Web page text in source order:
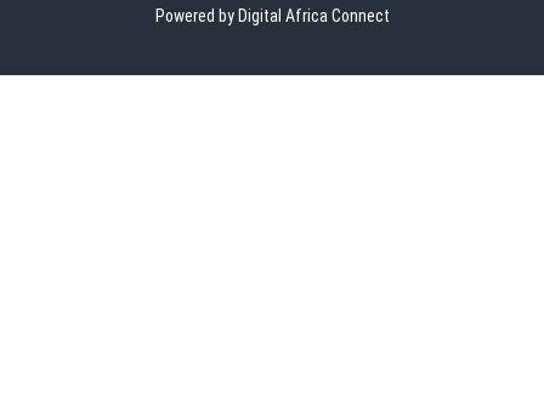
Powered by Digital Africa Connect